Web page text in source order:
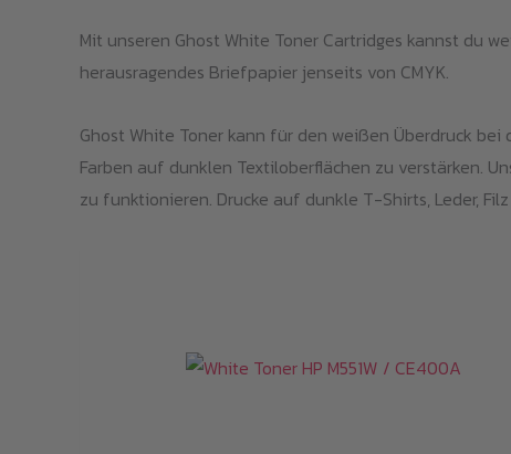
Mit unseren Ghost White Toner Cartridges kannst du
herausragendes Briefpapier jenseits von CMYK.
Ghost White Toner kann für den weißen Überdruck
Farben auf dunklen Textiloberflächen zu verstärken.
zu funktionieren. Drucke auf dunkle T-Shirts, Leder,